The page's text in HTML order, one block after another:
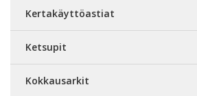
Kertakäyttöastiat
Ketsupit
Kokkausarkit